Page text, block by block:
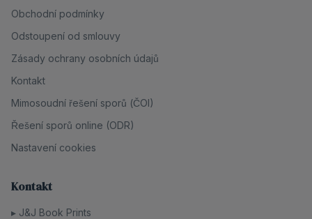
Obchodní podmínky
Odstoupení od smlouvy
Zásady ochrany osobních údajů
Kontakt
Mimosoudní řešení sporů (ČOI)
Řešení sporů online (ODR)
Nastavení cookies
Kontakt
▸ J&J Book Prints